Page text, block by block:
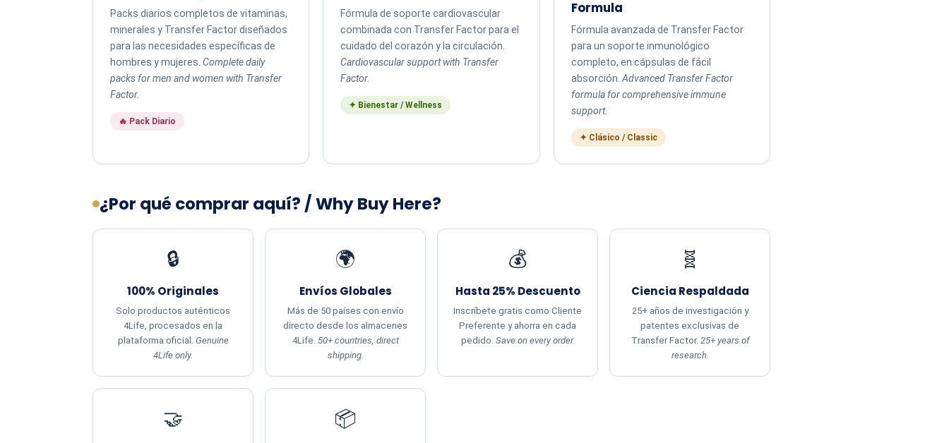
Packs diarios completos de vitaminas,
minerales y Transfer Factor diseñados
para las necesidades específicas de
hombres y mujeres. Complete daily
packs for men and women with Transfer
Factor.
🔥 Pack Diario
Fórmula de soporte cardiovascular
combinada con Transfer Factor para el
cuidado del corazón y la circulación.
Cardiovascular support with Transfer
Factor.
✦ Bienestar / Wellness
Formula
Fórmula avanzada de Transfer Factor
para un soporte inmunológico
completo, en cápsulas de fácil
absorción. Advanced Transfer Factor
formula for comprehensive immune
support.
✦ Clásico / Classic
¿Por qué comprar aquí? / Why Buy Here?
🔒
100% Originales
Solo productos auténticos
4Life, procesados en la
plataforma oficial. Genuine
4Life only.
🌍
Envíos Globales
Más de 50 países con envío
directo desde los almacenes
4Life. 50+ countries, direct
shipping.
💰
Hasta 25% Descuento
Inscríbete gratis como Cliente
Preferente y ahorra en cada
pedido. Save on every order.
🧬
Ciencia Respaldada
25+ años de investigación y
patentes exclusivas de
Transfer Factor. 25+ years of
research.
🤝 📦